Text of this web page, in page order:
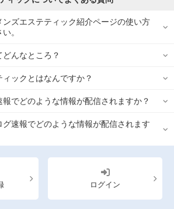
ンズエステティック紹介ページの使い方
。
んなところ？
ィックとはなんですか？
報でどのような情報が配信されますか？
グ速報でどのような情報が配信されます
ログイン